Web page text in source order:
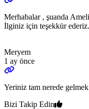
Merhabalar , şuanda
İlginiz için teşekkür ederiz.
Meryem
1 ay önce
Yeriniz tam nerede
Bizi Takip Edin